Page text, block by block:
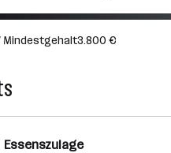
Mindestgehalt3.800 €
Essenszulage